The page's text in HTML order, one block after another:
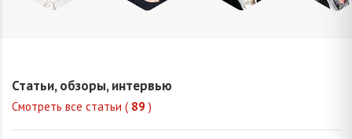
Статьи, обзоры, интервью
Смотреть все статьи ( 89 )